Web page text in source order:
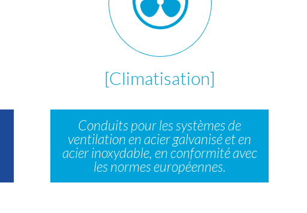
[Climatisation]
Conduits pour les systèmes de
ventilation en acier galvanisé et en
acier inoxydable, en conformité avec
les normes européennes.